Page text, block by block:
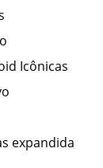
Icônicas
expandida